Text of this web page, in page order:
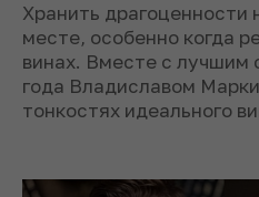
Хранить
месте, особенно когда
винах. Вместе с лучшим
года Владиславом
тонкостях идеального